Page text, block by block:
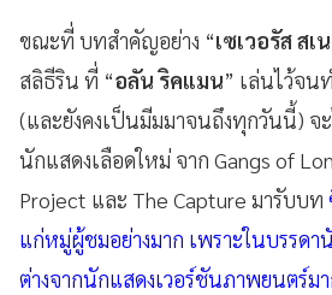
ขณะที่ บทสำคัญอย่าง “เซเวอรัส สเ
สลิธีริน ที่ “อลัน ริคแมน” เล่นไว้จน
(และยังคงเป็นมีมมาจนถึงทุกวันนี้) จะ
นักแสดงเลือดใหม่ จาก Gangs of
Project และ The Capture มารับบท
แก่หมู่ผู้ชมอย่างมาก เพราะในบรรด
ต่างจากนักแสดงเวอร์ชันภาพยนตร์ม